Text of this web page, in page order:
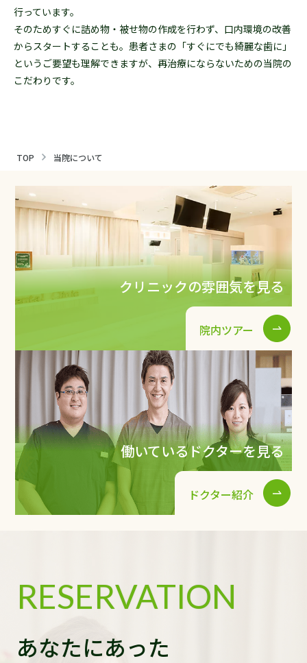
行っています。
そのためすぐに詰め物・被せ物の作成を行わず、口内環境の改善
からスタートすることも。患者さまの「すぐにでも綺麗な歯に」
というご要望も理解できますが、再治療にならないための当院の
こだわりです。
TOP 当院について
クリニックの雰囲気を見る
院内ツアー
働いているドクターを見る
ドクター紹介
RESERVATION
あなたにあった